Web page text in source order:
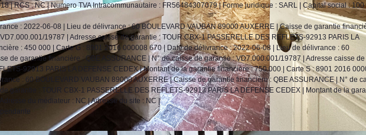
| RCS : NC | Numero TVA Intracommunautaire : FR56484307079 | Forme juridique : SARL | Capital social : 100
: 2022-06-08 | Lieu de délivrance : 60 BOULEVARD VAUBAN 89000 AUXERRE | Caisse de garantie
19787 | Adresse caisse de garantie : TOUR CBX-1 PASSERELLE DES REFLETS-92913 PARIS LA
: 450 000 | Carte G : 8901 2016 000008 670 | Date de délivrance : 2022-06-08 | Lieu de délivrance : 60
de garantie financière : QBE ASSURANCE | N° de caisse de garantie : VD7.000.001/19787 | Adresse caisse de
92913 PARIS LA DEFENSE CEDEX | Montant de la garantie financière : 750 000 | Carte S : 8901 2016
: 60 BOULEVARD VAUBAN 89000 AUXERRE | Caisse de garantie financière : QBE ASSURANCE | N° de
garantie : TOUR CBX-1 PASSERELLE DES REFLETS-92913 PARIS LA DEFENSE CEDEX | Montant de la
du médiateur : NC | Adresse du site : NC |